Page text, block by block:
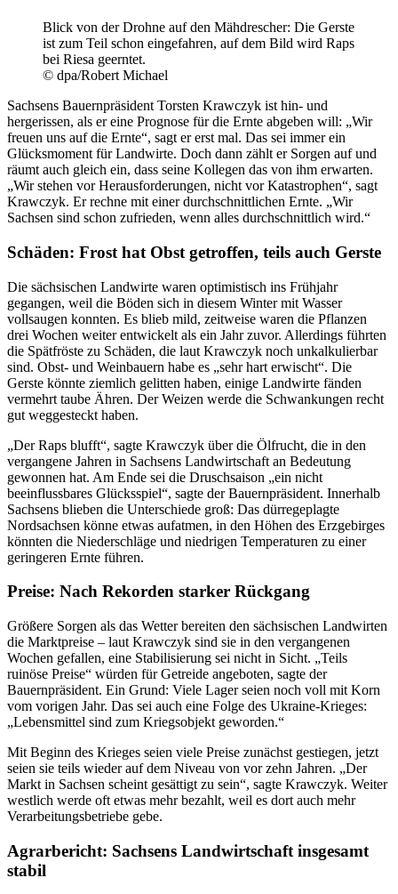
Blick von der Drohne auf den Mähdrescher: Die Gerste
ist zum Teil schon eingefahren, auf dem Bild wird Raps
bei Riesa geerntet.
© dpa/Robert Michael
Sachsens Bauernpräsident Torsten Krawczyk ist hin- und
hergerissen, als er eine Prognose für die Ernte abgeben will: „Wir
freuen uns auf die Ernte“, sagt er erst mal. Das sei immer ein
Glücksmoment für Landwirte. Doch dann zählt er Sorgen auf und
räumt auch gleich ein, dass seine Kollegen das von ihm erwarten.
„Wir stehen vor Herausforderungen, nicht vor Katastrophen“, sagt
Krawczyk. Er rechne mit einer durchschnittlichen Ernte. „Wir
Sachsen sind schon zufrieden, wenn alles durchschnittlich wird.“
Schäden: Frost hat Obst getroffen, teils auch Gerste
Die sächsischen Landwirte waren optimistisch ins Frühjahr
gegangen, weil die Böden sich in diesem Winter mit Wasser
vollsaugen konnten. Es blieb mild, zeitweise waren die Pflanzen
drei Wochen weiter entwickelt als ein Jahr zuvor. Allerdings führten
die Spätfröste zu Schäden, die laut Krawczyk noch unkalkulierbar
sind. Obst- und Weinbauern habe es „sehr hart erwischt“. Die
Gerste könnte ziemlich gelitten haben, einige Landwirte fänden
vermehrt taube Ähren. Der Weizen werde die Schwankungen recht
gut weggesteckt haben.
„Der Raps blufft“, sagte Krawczyk über die Ölfrucht, die in den
vergangene Jahren in Sachsens Landwirtschaft an Bedeutung
gewonnen hat. Am Ende sei die Druschsaison „ein nicht
beeinflussbares Glücksspiel“, sagte der Bauernpräsident. Innerhalb
Sachsens blieben die Unterschiede groß: Das dürregeplagte
Nordsachsen könne etwas aufatmen, in den Höhen des Erzgebirges
könnten die Niederschläge und niedrigen Temperaturen zu einer
geringeren Ernte führen.
Preise: Nach Rekorden starker Rückgang
Größere Sorgen als das Wetter bereiten den sächsischen Landwirten
die Marktpreise – laut Krawczyk sind sie in den vergangenen
Wochen gefallen, eine Stabilisierung sei nicht in Sicht. „Teils
ruinöse Preise“ würden für Getreide angeboten, sagte der
Bauernpräsident. Ein Grund: Viele Lager seien noch voll mit Korn
vom vorigen Jahr. Das sei auch eine Folge des Ukraine-Krieges:
„Lebensmittel sind zum Kriegsobjekt geworden.“
Mit Beginn des Krieges seien viele Preise zunächst gestiegen, jetzt
seien sie teils wieder auf dem Niveau von vor zehn Jahren. „Der
Markt in Sachsen scheint gesättigt zu sein“, sagte Krawczyk. Weiter
westlich werde oft etwas mehr bezahlt, weil es dort auch mehr
Verarbeitungsbetriebe gebe.
Agrarbericht: Sachsens Landwirtschaft insgesamt
stabil